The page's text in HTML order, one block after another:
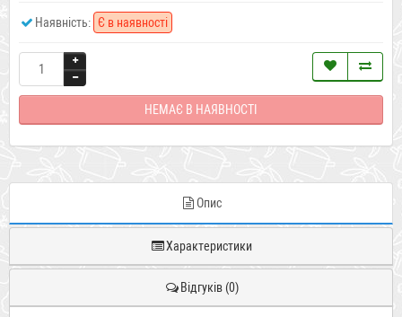
Наявність: Є в наявності
НЕМАЄ В НАЯВНОСТІ
Опис
Характеристики
Відгуків (0)